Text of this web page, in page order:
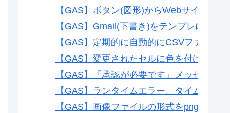
【GAS】ボタン(図形)からWebサイトを開
【GAS】Gmail(下書き)をテンプレにし
【GAS】定期的に自動的にCSVファイル
【GAS】変更されたセルに色を付ける方
【GAS】「承認が必要です」メッセージ
【GAS】ランタイムエラー、タイムアウ
【GAS】画像ファイルの形式をpngから